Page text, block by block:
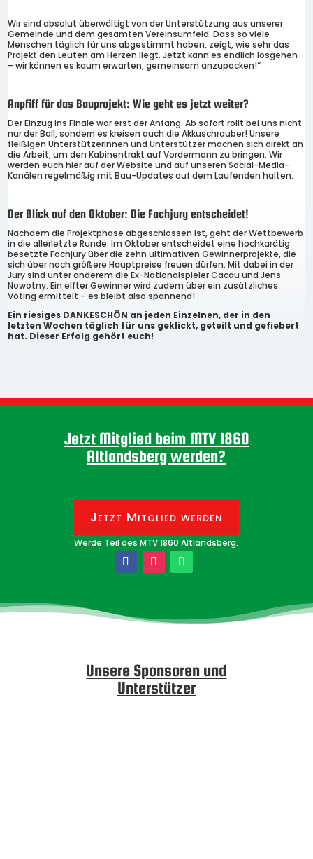
Wir sind absolut überwältigt von der Unterstützung aus unserer
Gemeinde und dem gesamten Vereinsumfeld. Dass so viele
Menschen täglich für uns abgestimmt haben, zeigt, wie sehr das
Projekt den Leuten am Herzen liegt. Jetzt kann es endlich losgehen
– wir können es kaum erwarten, gemeinsam anzupacken!“
Anpfiff für das Bauprojekt: Wie geht es jetzt weiter?
Der Einzug ins Finale war erst der Anfang. Ab sofort rollt bei uns nicht
nur der Ball, sondern es kreisen auch die Akkuschrauber! Unsere
fleißigen Unterstützerinnen und Unterstützer machen sich direkt an
die Arbeit, um den Kabinentrakt auf Vordermann zu bringen. Wir
werden euch hier auf der Website und auf unseren Social-Media-
Kanälen regelmäßig mit Bau-Updates auf dem Laufenden halten.
Der Blick auf den Oktober: Die Fachjury entscheidet!
Nachdem die Projektphase abgeschlossen ist, geht der Wettbewerb
in die allerletzte Runde. Im Oktober entscheidet eine hochkarätig
besetzte Fachjury über die zehn ultimativen Gewinnerprojekte, die
sich über noch größere Hauptpreise freuen dürfen. Mit dabei in der
Jury sind unter anderem die Ex-Nationalspieler Cacau und Jens
Nowotny. Ein elfter Gewinner wird zudem über ein zusätzliches
Voting ermittelt – es bleibt also spannend!
Ein riesiges DANKESCHÖN an jeden Einzelnen, der in den
letzten Wochen täglich für uns geklickt, geteilt und gefiebert
hat. Dieser Erfolg gehört euch!
Jetzt Mitglied beim MTV 1860
Altlandsberg werden?
Jetzt Mitglied werden
Werde Teil des MTV 1860 Altlandsberg.
Unsere Sponsoren und
Unterstützer